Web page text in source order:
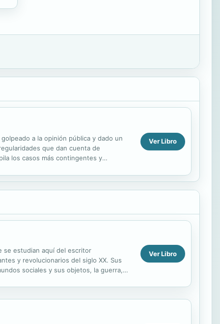
a la opinión pública y dado un
que dan cuenta de
los casos más contingentes y
Ver Libro
se estudian aquí del escritor
y revolucionarios del siglo XX. Sus
sociales y sus objetos, la guerra,
Ver Libro